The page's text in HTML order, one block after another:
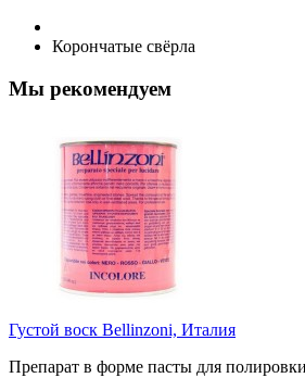
Корончатые свёрла
Мы рекомендуем
Густой воск Bellinzoni, Италия
Препарат в форме пасты для